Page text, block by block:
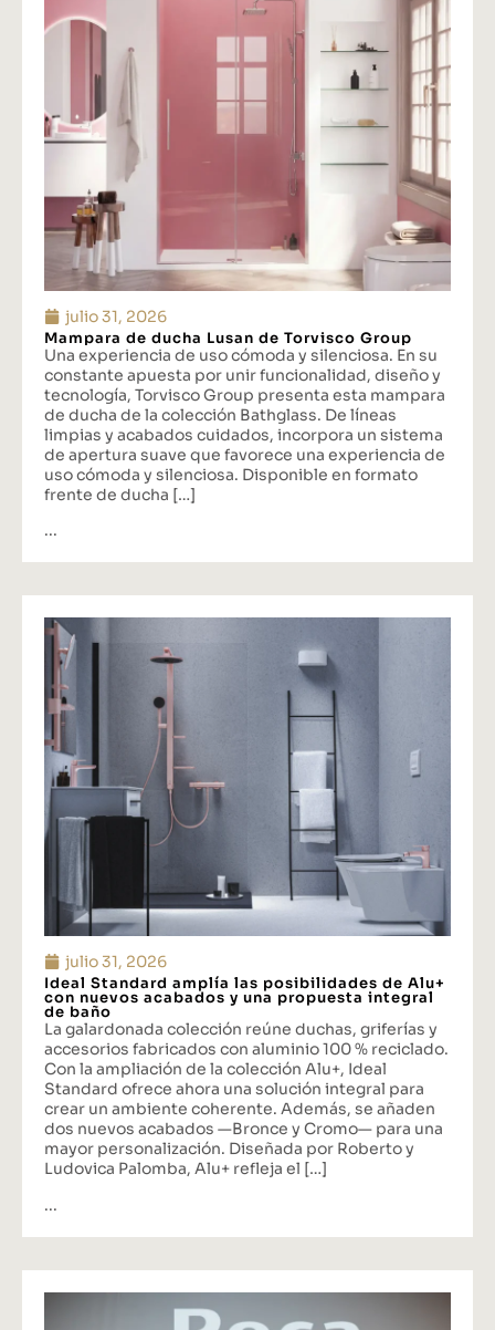
julio 31, 2026
Mampara de ducha Lusan de Torvisco Group
Una experiencia de uso cómoda y silenciosa. En su
constante apuesta por unir funcionalidad, diseño y
tecnología, Torvisco Group presenta esta mampara
de ducha de la colección Bathglass. De líneas
limpias y acabados cuidados, incorpora un sistema
de apertura suave que favorece una experiencia de
uso cómoda y silenciosa. Disponible en formato
frente de ducha […]
...
julio 31, 2026
Ideal Standard amplía las posibilidades de Alu+
con nuevos acabados y una propuesta integral
de baño
La galardonada colección reúne duchas, griferías y
accesorios fabricados con aluminio 100 % reciclado.
Con la ampliación de la colección Alu+, Ideal
Standard ofrece ahora una solución integral para
crear un ambiente coherente. Además, se añaden
dos nuevos acabados —Bronce y Cromo— para una
mayor personalización. Diseñada por Roberto y
Ludovica Palomba, Alu+ refleja el […]
...